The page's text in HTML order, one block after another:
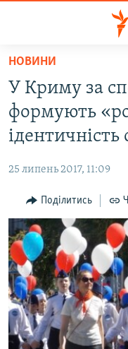
Перейти
основного
матеріалу
Перейти
до
основної
Перейти
до
пошуку
ВОДА.КРИМ
ВІДЕО ТА ФОТО
БЛОГИ
ПОГЛЯД
ІНТЕРВ'Ю
ВСЕ ЗА ДЕНЬ
СПЕЦПРОЕКТИ
ДЕПОРТАЦІЯ
ВІДЕОУРОКИ «ELIFBE»
ЯК ОБІЙТИ
Русский
НОВИНИ
У Криму за
формують
ідентичність
25 липень 2017, 11:09
Поділитись